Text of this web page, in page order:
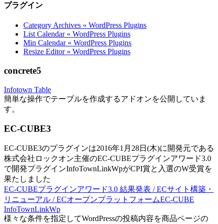
プラグイン
Category Archives « WordPress Plugins
List Calendar « WordPress Plugins
Min Calendar « WordPress Plugins
Resize Editor « WordPress Plugins
concrete5
Infotown Table
簡単な操作でテーブルを作成するアドオンを公開していま
す。
EC-CUBE3
EC-CUBE3のプラグインは2016年1月28日(木)に開発元である
株式会社ロックオン主催のEC-CUBEプラグインアワード3.0
で開発プラグインInfoTownLinkWpがCPI賞と入選のW受賞を
果たしました
EC-CUBEプラグインアワード3.0 結果発表 / ECサイト構築・
リニューアル / ECオープンプラットフォームEC-CUBE
InfoTownLinkWp
様々な条件を指定してWordPressの投稿内容を商品ページの